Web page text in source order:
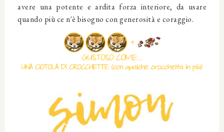
avere una potente e ardita forza interiore, da usare
quando più ce n'è bisogno con generosità e coraggio.